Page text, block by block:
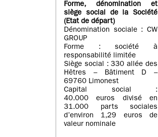
Forme, dénomination et
siège social de la Société
(Etatde départ)
Dénomination sociale : CW
GROUP
Forme : société à
responsabilité limitée
Siège social : 330 allée des
Hêtres – Bâtiment D –
69760 Limonest
Capital social :
40.000 euros divisé en
31.000 parts sociales
d’environ 1,29 euros de
valeur nominale